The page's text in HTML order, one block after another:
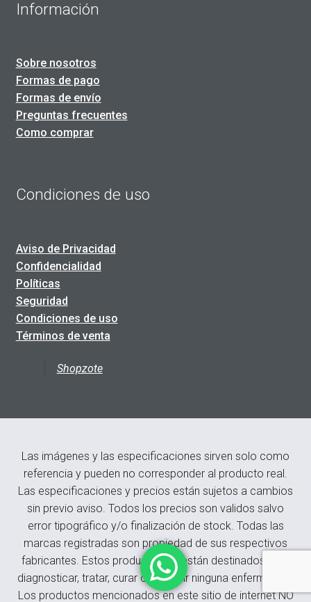
Información
Sobre nosotros
Formas de pago
Formas de envío
Preguntas frecuentes
Como comprar
Condiciones de uso
Aviso de Privacidad
Confidencialidad
Políticas
Seguridad
Condiciones de uso
Términos de venta
Shopzote
Las imágenes y las especificaciones sirven solo como
referencia y pueden no corresponder al producto real.
Las especificaciones y precios están sujetos a cambios
sin previo aviso. Todos los precios son validos salvo
error tipográfico y/o finalización de stock. Todas las
marcas registradas son propiedad de sus respectivos
fabricantes. Estos productos no están destinados para
diagnosticar, tratar, curar o prevenir ninguna enfermedad.
Los productos mencionados en este sitio de internet NO